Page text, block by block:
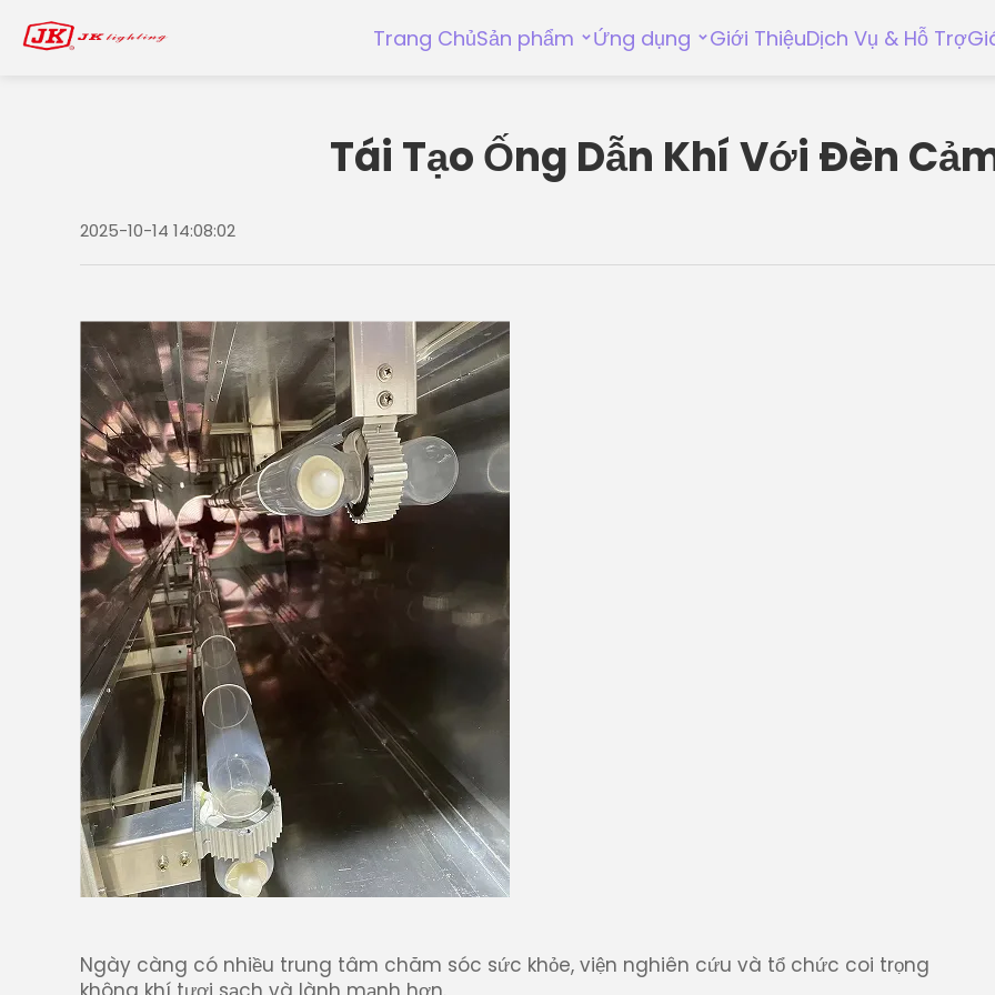
Trang ChủSản phẩm Ứng dụng Giới ThiệuDịch Vụ & Hỗ Trợ
Tái Tạo Ống Dẫn Khí Với Đèn
2025-10-14 14:08:02
Ngày càng có nhiều trung tâm chăm sóc sức khỏe, viện nghiên cứu và tổ chức coi trọng